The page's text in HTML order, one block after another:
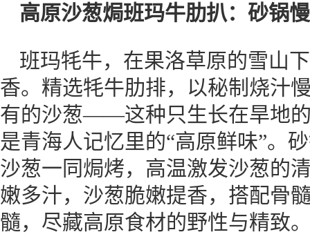
高原沙葱焗班玛牛肋扒：砂锅
班玛牦牛，在果洛草原的雪山
香。精选牦牛肋排，以秘制烧汁
有的沙葱——这种只生长在旱地
是青海人记忆里的“高原鲜味”。
沙葱一同焗烤，高温激发沙葱的
嫩多汁，沙葱脆嫩提香，搭配骨
髓，尽藏高原食材的野性与精致